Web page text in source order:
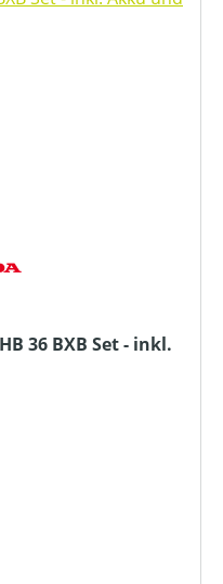
36 BXB Set - inkl.